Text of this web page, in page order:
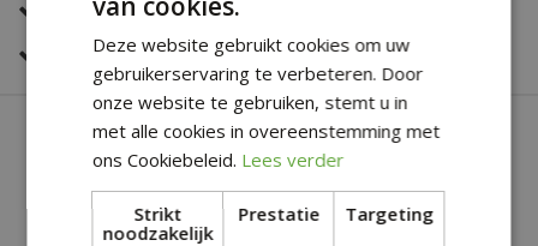
Snelle bestelservice
Veilig online betalen
SOORTGELIJKE PRODUCTEN
Deze website gebruikt cookies om uw
gebruikerservaring te verbeteren. Door
onze website te gebruiken, stemt u in
met alle cookies in overeenstemming met
ons Cookiebeleid. Lees verder
Strikt
noodzakelijk
Prestatie Targeting